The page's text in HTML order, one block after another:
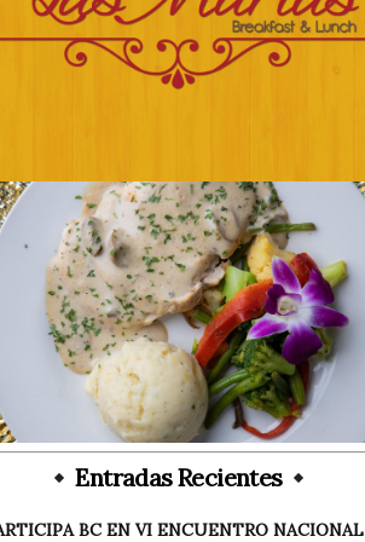
Entradas Recientes
BC EN VI ENCUENTRO NACIONAL